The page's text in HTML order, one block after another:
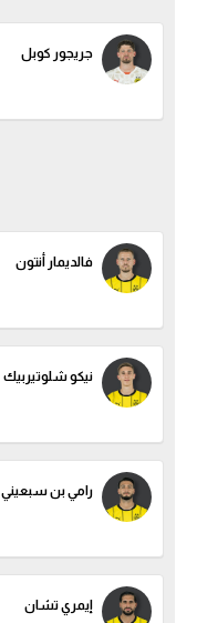
جريجور كوبل
فالديمار أنتون
نيكو شلوتيربيك
رامي بن سبعيني
إيمري تشان